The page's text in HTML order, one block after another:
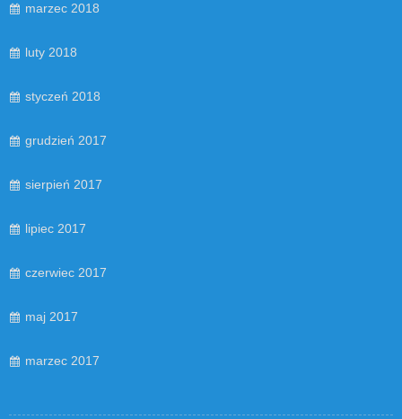
marzec 2018
luty 2018
styczeń 2018
grudzień 2017
sierpień 2017
lipiec 2017
czerwiec 2017
maj 2017
marzec 2017